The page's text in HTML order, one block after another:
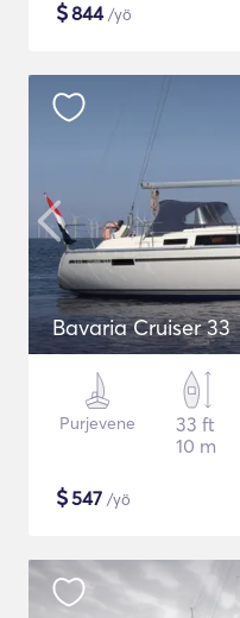
$844/yö
Bavaria Cruiser 33
Purjevene
33 ft
10 m
$547 /yö